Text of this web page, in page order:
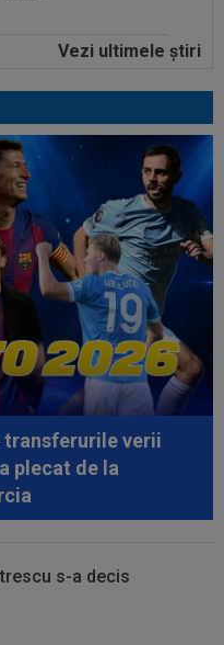
Madrid: Yan
Victor Pițurcă nu
la Montreal:
a bătut palma cu
din UEFA
pus la colț pe Mo
Craiova la meciul
Vezi ultimele ştiri
transferurile verii
plecat de la
s-a decis